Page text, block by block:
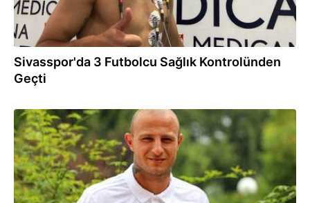
Sivasspor'da 3 Futbolcu Sağlık Kontrolünden
Geçti
25.07.2018